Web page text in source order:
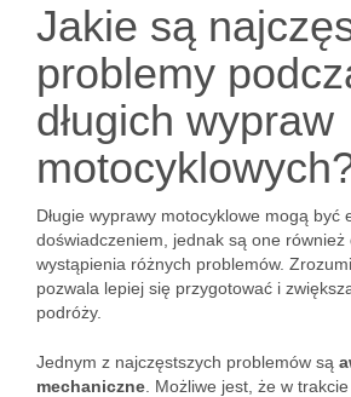
Jakie są
problemy
długich wypraw
Długie wyprawy motocyklowe mogą być
doświadczeniem, jednak są one
wystąpienia różnych problemów.
pozwala lepiej się przygotować i
podróży.
Jednym z najczęstszych problemów są
mechaniczne . Możliwe jest, że w